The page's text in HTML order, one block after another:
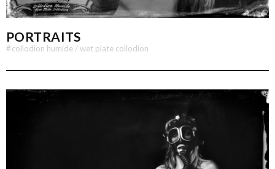
PORTRAITS
#collodion humide / wet plate collodion